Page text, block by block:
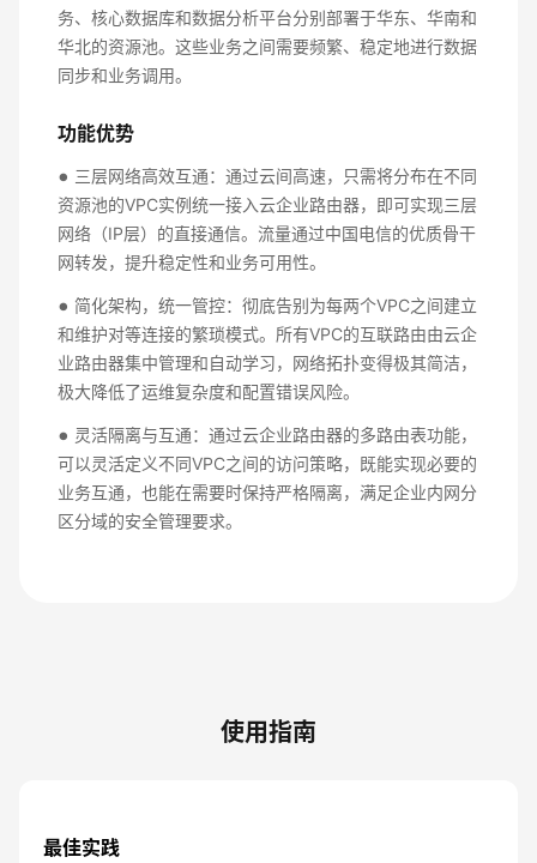
务、核心数据库和数据分析平台分别部署于华东、华南和
华北的资源池。这些业务之间需要频繁、稳定地进行数据
同步和业务调用。
功能优势
三层网络高效互通：通过云间高速，只需将分布在不同
资源池的VPC实例统一接入云企业路由器，即可实现三层
网络（IP层）的直接通信。流量通过中国电信的优质骨干
网转发，提升稳定性和业务可用性。
简化架构，统一管控：彻底告别为每两个VPC之间建立
和维护对等连接的繁琐模式。所有VPC的互联路由由云企
业路由器集中管理和自动学习，网络拓扑变得极其简洁，
极大降低了运维复杂度和配置错误风险。
灵活隔离与互通：通过云企业路由器的多路由表功能，
可以灵活定义不同VPC之间的访问策略，既能实现必要的
业务互通，也能在需要时保持严格隔离，满足企业内网分
区分域的安全管理要求。
使用指南
最佳实践